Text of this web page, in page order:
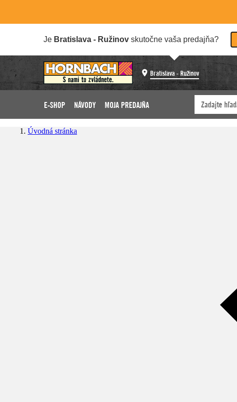
Je Bratislava - Ružinov skutočne vaša predajňa?
Bratislava - Ružinov
E-SHOP NÁVODY MOJA PREDAJŇA
Úvodná stránka